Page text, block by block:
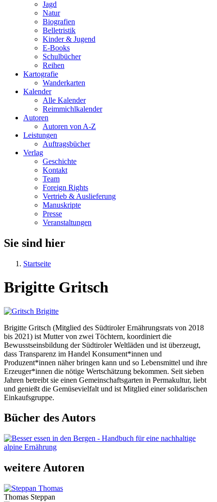
Jagd
Natur
Biografien
Belletristik
Kinder & Jugend
E-Books
Schulbücher
Reihen
Kartografie
Wanderkarten
Kalender
Alle Kalender
Reimmichlkalender
Autoren
Autoren von A-Z
Leistungen
Auftragsbücher
Verlag
Geschichte
Kontakt
Team
Foreign Rights
Vertrieb & Auslieferung
Manuskripte
Presse
Veranstaltungen
Sie sind hier
Startseite
Brigitte Gritsch
Brigitte Gritsch (Mitglied des Südtiroler Ernährungsrats von 2018
bis 2021) ist Mutter von zwei Töchtern, koordiniert die
Bewusstseinsbildung der Südtiroler Weltläden und ist überzeugt,
dass Transparenz im Handel Konsument*innen und
Produzent*innen näher bringen kann und so Lebensmittel und ihre
Erzeuger*innen die nötige Wertschätzung bekommen. Seit sieben
Jahren betreibt sie einen Gemeinschaftsgarten in Permakultur, liebt
und genießt die Gemüsevielfalt und ist Mitglied einer solidarischen
Einkaufsgruppe.
Bücher des Autors
weitere Autoren
Thomas Steppan